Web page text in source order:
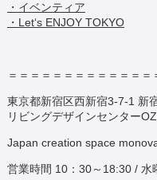
・イベンティア
・Let‘s ENJOY TOKYO
＝＝＝＝＝＝＝＝＝＝＝＝
東京都新宿区西新宿3-7-1 新
リビングデザインセンター
Japan creation space
営業時間 10：30～18:30 / 水